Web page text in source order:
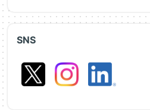
SNS